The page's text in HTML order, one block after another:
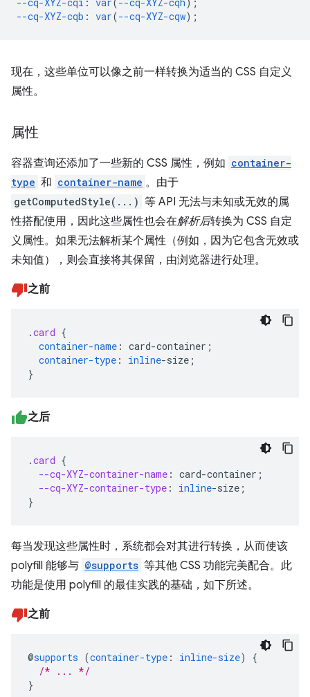
--cq-XYZ-cqb : var(--cq-XYZ-cqw);
现在，这些单位可以像之前一样转换为适当的 CSS 自定义
属性。
属性
容器查询还添加了一些新的 CSS 属性，例如 container-
type 和 container-name 。由于
getComputedStyle(...) 等 API 无法与未知或无效的属
性搭配使用，因此这些属性也会在解析后转换为 CSS 自定
义属性。如果无法解析某个属性（例如，因为它包含无效或
未知值），则会直接将其保留，由浏览器进行处理。
之前
.card {
container-name : card-container ;
container-type : inline-size ;
}
之后
.card {
--cq-XYZ-container-name : card-container ;
--cq-XYZ-container-type : inline-size ;
}
每当发现这些属性时，系统都会对其进行转换，从而使该
polyfill 能够与 @supports 等其他 CSS 功能完美配合。此
功能是使用 polyfill 的最佳实践的基础，如下所述。
之前
@supports (container-type : inline-size)
{
/* ... */
}